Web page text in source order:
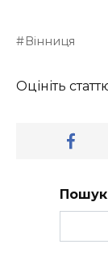
Вінниця
Оцініть
Пошук